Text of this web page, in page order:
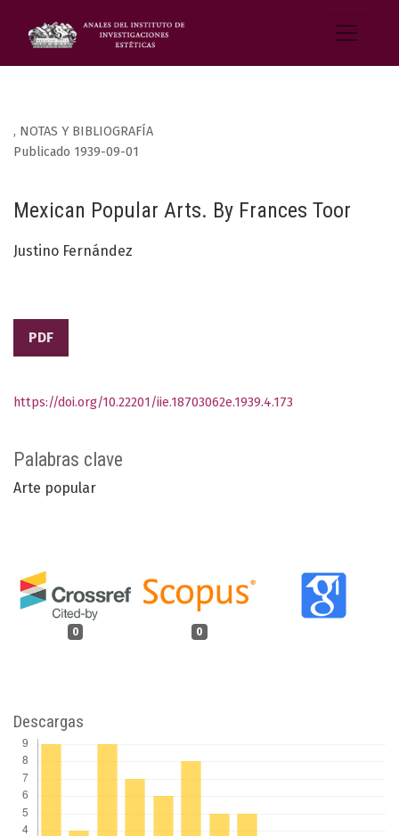
, NOTAS Y BIBLIOGRAFÍA
Mexican Popular Arts. By Frances Toor
Publicado 1939-09-01
Justino Fernández
PDF
Palabras clave
Arte popular
0 0
https://doi.org/10.22201/iie.18703062e.1939.4.173
Descargas